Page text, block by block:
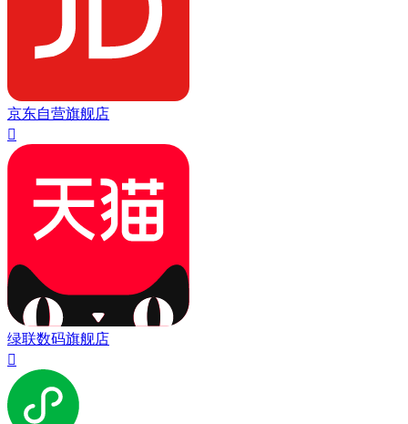
京东自营旗舰店

绿联数码旗舰店
